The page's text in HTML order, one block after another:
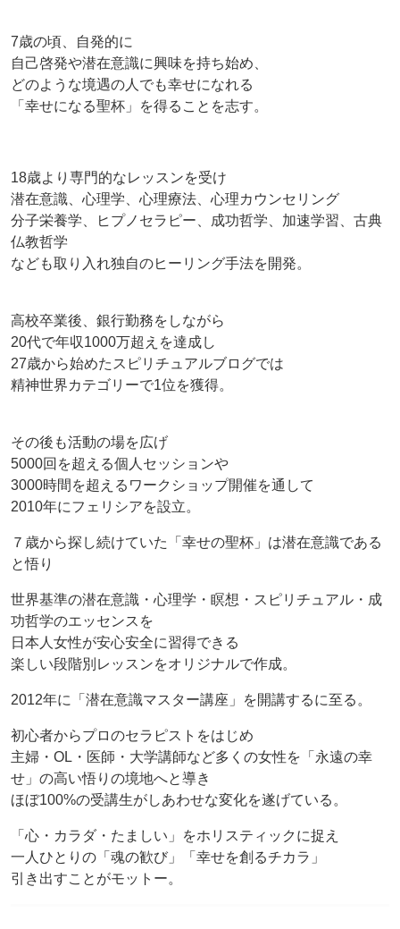
7歳の頃、自発的に
自己啓発や潜在意識に興味を持ち始め、
どのような境遇の人でも幸せになれる
「幸せになる聖杯」を得ることを志す。
18歳より専門的なレッスンを受け
潜在意識、心理学、心理療法、心理カウンセリング
分子栄養学、ヒプノセラピー、成功哲学、加速学習、古典
仏教哲学
なども取り入れ独自のヒーリング手法を開発。
高校卒業後、銀行勤務をしながら
20代で年収1000万超えを達成し
27歳から始めたスピリチュアルブログでは
精神世界カテゴリーで1位を獲得。
その後も活動の場を広げ
5000回を超える個人セッションや
3000時間を超えるワークショップ開催を通して
2010年にフェリシアを設立。
７歳から探し続けていた「幸せの聖杯」は潜在意識である
と悟り
世界基準の潜在意識・心理学・瞑想・スピリチュアル・成
功哲学のエッセンスを
日本人女性が安心安全に習得できる
楽しい段階別レッスンをオリジナルで作成。
2012年に「潜在意識マスター講座」を開講するに至る。
初心者からプロのセラピストをはじめ
主婦・OL・医師・大学講師など多くの女性を「永遠の幸
せ」の高い悟りの境地へと導き
ほぼ100%の受講生がしあわせな変化を遂げている。
「心・カラダ・たましい」をホリスティックに捉え
一人ひとりの「魂の歓び」「幸せを創るチカラ」
引き出すことがモットー。